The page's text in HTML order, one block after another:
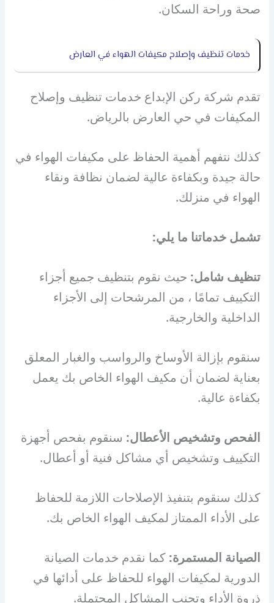
صحة وراحة السكان.
خدمات تنظيف وإصلاح مكيفات الهواء في العارض
تقدم شركة ركن الإبداع خدمات تنظيف وإصلاح
المكيفات في حي العارض بالرياض.
كذلك نتفهم أهمية الحفاظ على مكيفات الهواء في
حالة جيدة وبكفاءة عالية لضمان نظافة ونقاء
الهواء في منزلك.
تشمل خدماتنا ما يلي:
تنظيف شامل: حيث نقوم بتنظيف جميع أجزاء
التكييف تمامًا ، من المرشحات إلى الأجزاء
الداخلية والخارجية.
سنقوم بإزالة الأوساخ والرواسب والغبار المعلق
بعناية لضمان أن مكيف الهواء الخاص بك يعمل
بكفاءة عالية.
الفحص وتشخيص الأعطال: سنقوم بفحص أجهزة
التكييف وتشخيص أي مشاكل فنية أو أعطال.
كذلك سنقوم بتنفيذ الإصلاحات اللازمة للحفاظ
على الأداء الممتاز لمكيف الهواء الخاص بك.
الصيانة المستمرة: كما نقدم خدمات الصيانة
الدورية لمكيفات الهواء للحفاظ على أدائها في
ذروة الأداء وتجنب المشاكل المحتملة.